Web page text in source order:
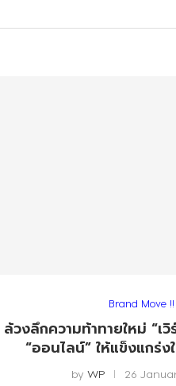
Brand Move !!
ล้วงลึกความท้าทายใหม่ “เ
“ออนไลน์” ให้แข็งแกร่
by WP 26